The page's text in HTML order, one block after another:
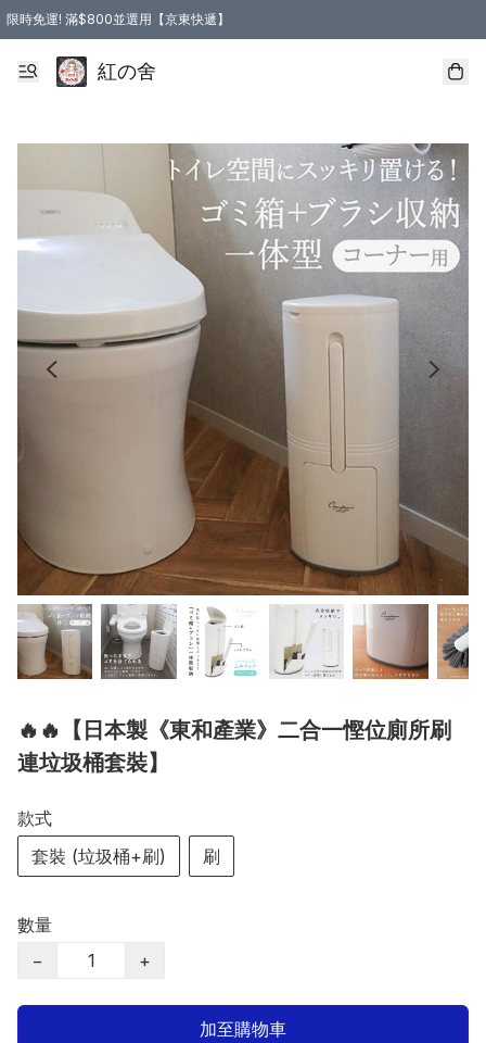
限時免運! 滿$800並選用【京東快遞】
紅の舍
🔥🔥【日本製《東和產業》二合一慳位廁所刷
連垃圾桶套裝】
款式
套裝 (垃圾桶+刷)
刷
數量
−
+
加至購物車